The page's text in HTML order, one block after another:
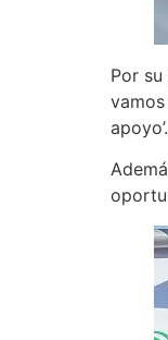
Por
apoyo’.